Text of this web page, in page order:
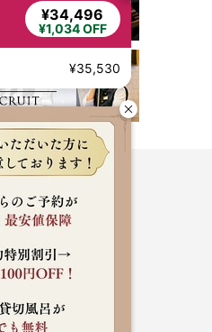
¥34,496
¥1,034 OFF
¥35,530